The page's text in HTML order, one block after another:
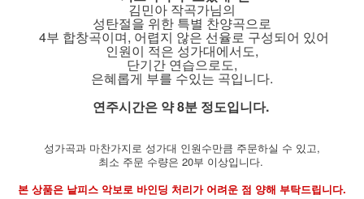
김민아 작곡가님의
성탄절을 위한 특별 찬양곡으로
4부 합창곡이며, 어렵지 않은 선율로 구성되어 있어
인원이 적은 성가대에서도,
단기간 연습으로도,
은혜롭게 부를 수있는 곡입니다.
연주시간은 약 8분 정도입니다.
성가곡과 마찬가지로 성가대 인원수만큼 주문하실 수 있고,
최소 주문 수량은 20부 이상입니다.
본 상품은 낱피스 악보로 바인딩 처리가 어려운 점 양해 부탁드립니다.